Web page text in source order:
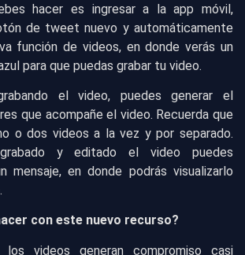
hacer es ingresar a la app móvil,
de tweet nuevo y automáticamente
función de videos, en donde verás un
para que puedas grabar tu video.
el video, puedes generar el
que acompañe el video. Recuerda que
o dos videos a la vez y por separado.
y editado el video puedes
mensaje, en donde podrás visualizarlo
con este nuevo recurso?
los videos generan compromiso casi